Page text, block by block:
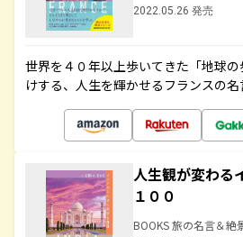
2022.05.26 発売
世界を４０年以上歩いてきた「地球
けする、人生を輝かせるフランスの
人生観が変わる
１００
BOOKS 旅の名言＆絶